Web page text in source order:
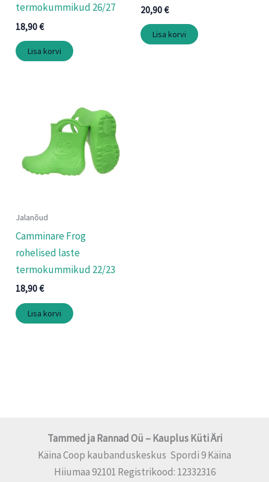
termokummikud 26/27
18,90€
Lisa korvi
20,90€
Lisa korvi
Jalanõud
Camminare Frog
rohelised laste
termokummikud 22/23
18,90€
Lisa korvi
Tammed ja Rannad Oü – Kauplus Küti Äri
Käina Coop kaubanduskeskus Spordi 9 Käina
Hiiumaa 92101 Registrikood: 12332316